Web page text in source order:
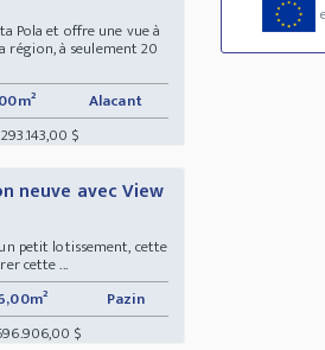
Pola et offre une vue à
région, à seulement 20
Alacant
$
neuve avec View
petit lotissement, cette
cette ...
Pazin
$